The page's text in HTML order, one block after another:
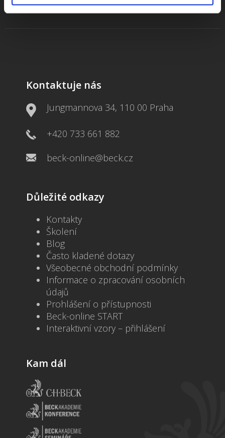
Kontaktuje nás
Jungmannova 34, 110 00 Praha
+420 733 661 882
beck-online@beck.cz
Důležité odkazy
Kontakty
Školení
Blog
Často kladené dotazy
Všeobecné obchodní podmínky
Informace o zpracování osobních
údajů
Prohlášení o přístupnosti
Beck-online START
Interaktivní vzory – přihlášení
Kam dál